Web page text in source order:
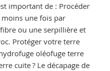
important de : Procéder
une fois par
ou une serpillière et
Protéger votre terre
oléofuge terre
cuite ? Le décapage de